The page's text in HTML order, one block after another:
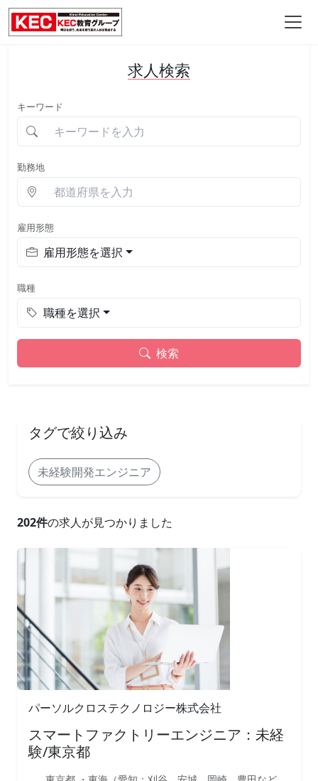
求人検索
キーワード
勤務地
雇用形態
雇用形態を選択
職種
職種を選択
検索
タグで絞り込み
未経験開発エンジニア
202件の求人が見つかりました
パーソルクロステクノロジー株式会社
スマートファクトリーエンジニア：未経
験/東京都